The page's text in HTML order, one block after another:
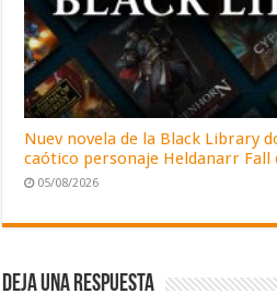
Nuev novela de la Black Library
caótico personaje Heldanarr Fall
05/08/2026
Deja una respuesta